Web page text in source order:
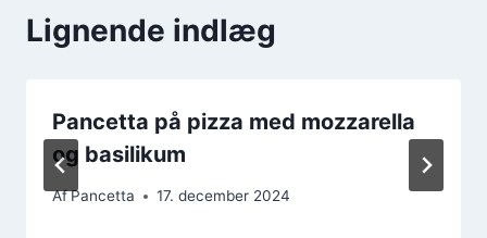
Lignende indlæg
Pancetta på pizza med mozzarella
og basilikum
AfPancetta 17. december 2024